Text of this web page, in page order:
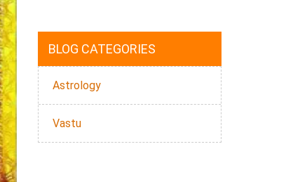
BLOG CATEGORIES
Astrology
Vastu